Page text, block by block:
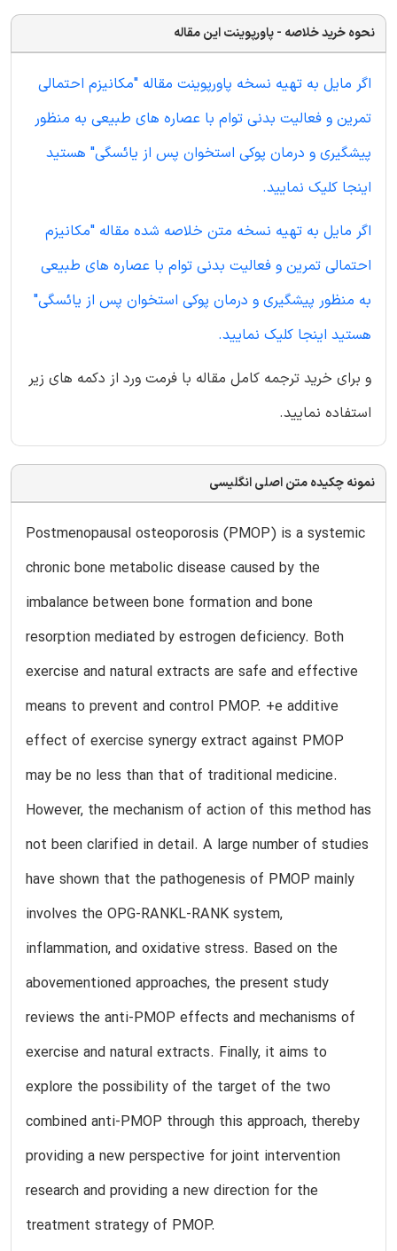
نحوه خرید خلاصه - پاورپوینت این مقاله
اگر مایل به تهیه نسخه پاورپوینت مقاله "مکانیزم احتمالی
تمرین و فعالیت بدنی توام با عصاره های طبیعی به منظور
پیشگیری و درمان پوکی استخوان پس از یائسگی" هستید
اینجا کلیک نمایید.
اگر مایل به تهیه نسخه متن خلاصه شده مقاله "مکانیزم
احتمالی تمرین و فعالیت بدنی توام با عصاره های طبیعی
به منظور پیشگیری و درمان پوکی استخوان پس از یائسگی"
هستید اینجا کلیک نمایید.
و برای خرید ترجمه کامل مقاله با فرمت ورد از دکمه های زیر
استفاده نمایید.
نمونه چکیده متن اصلی انگلیسی
Postmenopausal osteoporosis (PMOP) is a systemic
chronic bone metabolic disease caused by the
imbalance between bone formation and bone
resorption mediated by estrogen deficiency. Both
exercise and natural extracts are safe and effective
means to prevent and control PMOP. +e additive
effect of exercise synergy extract against PMOP
may be no less than that of traditional medicine.
However, the mechanism of action of this method has
not been clarified in detail. A large number of studies
have shown that the pathogenesis of PMOP mainly
involves the OPG-RANKL-RANK system,
inflammation, and oxidative stress. Based on the
abovementioned approaches, the present study
reviews the anti-PMOP effects and mechanisms of
exercise and natural extracts. Finally, it aims to
explore the possibility of the target of the two
combined anti-PMOP through this approach, thereby
providing a new perspective for joint intervention
research and providing a new direction for the
treatment strategy of PMOP.